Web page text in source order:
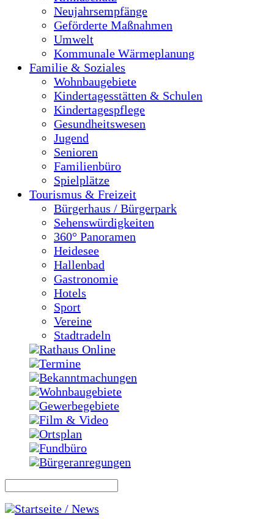
Neujahrsempfänge
Geförderte Maßnahmen
Umwelt
Kommunale Wärmeplanung
Familie & Soziales
Wohnbaugebiete
Kindertagesstätten & Schulen
Kindertagespflege
Gesundheitswesen
Jugend
Senioren
Familienbüro
Spielplätze
Tourismus & Freizeit
Bürgerhaus / Bürgerpark
Sehenswürdigkeiten
360° Panoramen
Heidesee
Hallenbad
Gastronomie
Hotels
Sport
Vereine
Stadtradeln
Rathaus Online
Termine
Bekanntmachungen
Wohnbaugebiete
Gewerbegebiete
Film & Video
Ortsplan
Fundbüro
Bürgeranregungen
Startseite / News